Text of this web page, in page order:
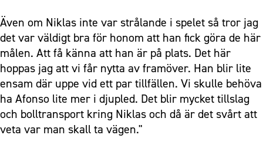
Även om Niklas inte var strålande i spelet så tror jag
det var väldigt bra för honom att han fick göra de här
målen. Att få känna att han är på plats. Det här
hoppas jag att vi får nytta av framöver. Han blir lite
ensam där uppe vid ett par tillfällen. Vi skulle behöva
ha Afonso lite mer i djupled. Det blir mycket tillslag
och bolltransport kring Niklas och då är det svårt att
veta var man skall ta vägen."